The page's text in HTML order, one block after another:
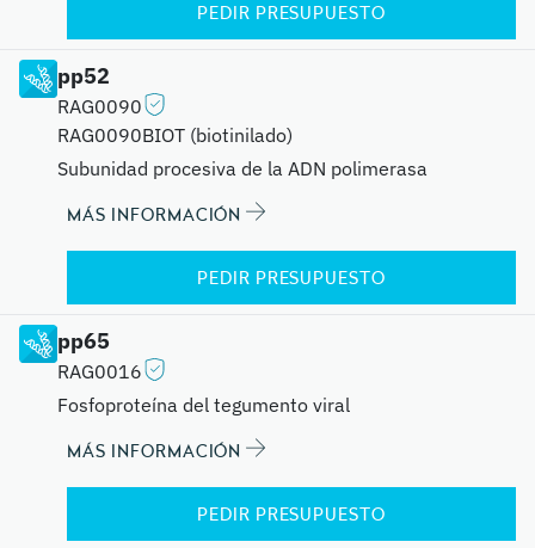
PEDIR PRESUPUESTO
pp52
RAG0090
RAG0090BIOT (biotinilado)
Subunidad procesiva de la ADN polimerasa
MÁS INFORMACIÓN
PEDIR PRESUPUESTO
pp65
RAG0016
Fosfoproteína del tegumento viral
MÁS INFORMACIÓN
PEDIR PRESUPUESTO